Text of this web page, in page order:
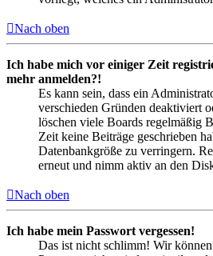
Nach oben
Ich habe mich vor einiger Zeit
mehr anmelden?!
Es kann sein, dass ein
verschieden Gründen deaktiviert
löschen viele Boards regelmäßig
Zeit keine Beiträge geschrieben
Datenbankgröße zu verringern.
erneut und nimm aktiv an den
Nach oben
Ich habe mein Passwort vergessen!
Das ist nicht schlimm! Wir